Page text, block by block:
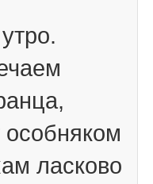
особняком
ласково